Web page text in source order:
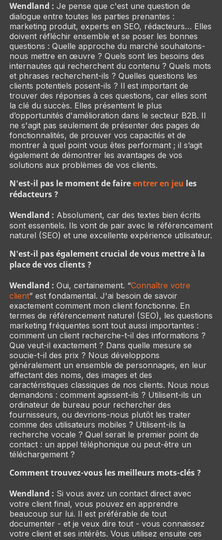
Wendland : Je pense que c'est une question de
dialogue entre toutes les parties prenantes :
marketing produit, experts en SEO, rédacteurs… Elles
doivent réfléchir ensemble et se poser les bonnes
questions : Quelle approche du marché souhaitons-
nous mettre en œuvre ? Quels sont les besoins des
internautes qui recherchent du contenu ? Quels mots
et phrases recherchent-ils ? Quelles questions les
clients potentiels posent-ils ? Il est important de
trouver des réponses à ces questions, car elles sont
la clé du succès. Elles présentent le plus
d’opportunités d'amélioration dans le secteur B2B. Il
ne s'agit pas seulement de présenter des pages de
fonctionnalités, de prouver vos capacités et de
montrer à quel point vous êtes performant ; il s’agit
également de démontrer les avantages de vos
solutions aux problèmes de vos clients.
N'est-il pas le moment de faireentrer en jeu les
rédacteurs ?
Wendland : Absolument, car des textes bien écrits
sont essentiels. Ils vont de pair avec le référencement
naturel (SEO) et une excellente expérience utilisateur.
N'est-il pas également crucial de vous mettre à la
place de vos clients ?
Wendland : Oui, certainement. “Connaître votre
client” est fondamental. J'ai besoin de savoir
exactement comment mon client fonctionne. En
termes de référencement naturel (SEO), les questions
marketing fréquentes sont tout aussi importantes :
comment un client recherche-t-il des informations ?
Que veut-il exactement ? Dans quelle mesure se
soucie-t-il des prix ? Nous développons
généralement un ensemble de personnages, en leur
affectant des noms, des images et des
caractéristiques classiques de nos clients. Nous nous
demandons : comment agissent-ils ? Utilisent-ils un
ordinateur de bureau pour rechercher des
fournisseurs, ou devrions-nous plutôt les traiter
comme des utilisateurs mobiles ? Utilisent-ils la
recherche vocale ? Quel serait le premier point de
contact : un appel téléphonique ou peut-être un
téléchargement ?
Comment trouvez-vous les meilleurs mots-clés ?
Wendland : Si vous avez un contact direct avec
votre client final, vous pouvez en apprendre
beaucoup sur lui. Il est préférable de tout
documenter - et je veux dire tout - vous connaissez
votre client et ses intérêts. Vous utilisez ensuite ces